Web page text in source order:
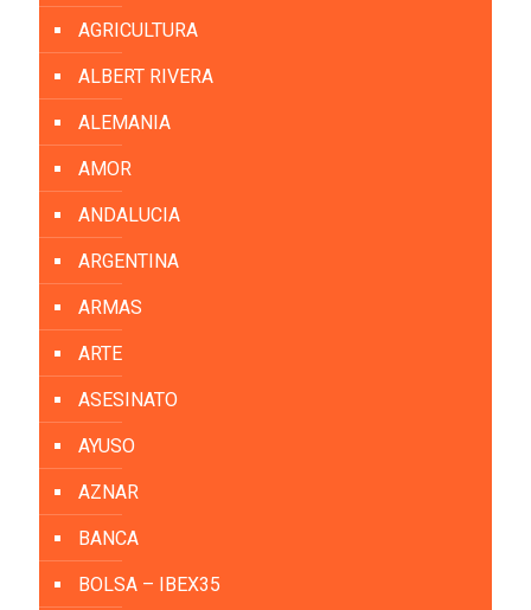
AGRICULTURA
ALBERT RIVERA
ALEMANIA
AMOR
ANDALUCIA
ARGENTINA
ARMAS
ARTE
ASESINATO
AYUSO
AZNAR
BANCA
BOLSA – IBEX35